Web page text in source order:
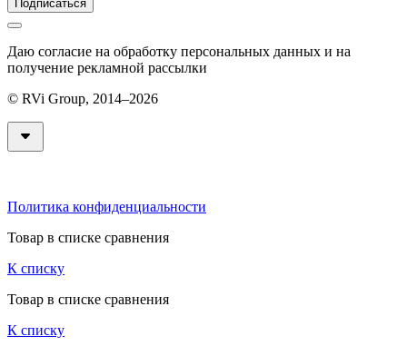
Подписаться
Даю согласие на обработку персональных данных и на
получение рекламной рассылки
© RVi Group, 2014–2026
Политика конфиденциальности
Товар в списке сравнения
К списку
Товар в списке сравнения
К списку